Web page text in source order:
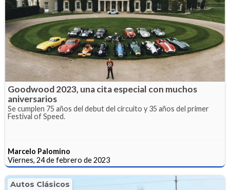
Goodwood 2023, una cita especial con muchos
aniversarios
Se cumplen 75 años del debut del circuito y 35 años del primer
Festival of Speed.
Marcelo Palomino
Viernes, 24 de febrero de 2023
Autos Clásicos